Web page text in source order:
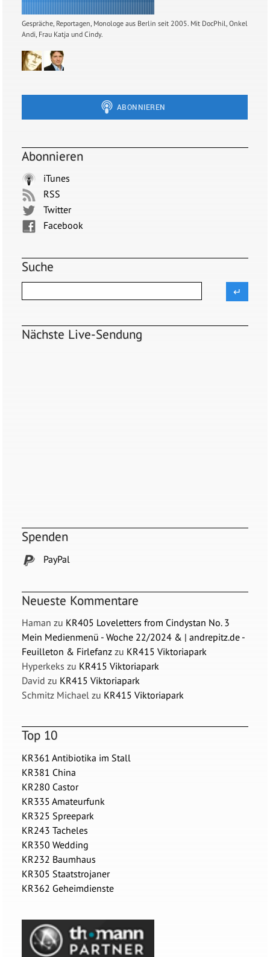
Gespräche, Reportagen, Monologe aus Berlin seit 2005. Mit DocPhil, Onkel
Andi, Frau Katja und Cindy.
Abonnieren
iTunes
RSS
Twitter
Facebook
Suche
Nächste Live-Sendung
Spenden
PayPal
Neueste Kommentare
Haman zu KR405 Loveletters from Cindystan No. 3
Mein Medienmenü - Woche 22/2024 & | andrepitz.de -
Feuilleton & Firlefanz zu KR415 Viktoriapark
Hyperkeks zu KR415 Viktoriapark
David zu KR415 Viktoriapark
Schmitz Michael zu KR415 Viktoriapark
Top 10
KR361 Antibiotika im Stall
KR381 China
KR280 Castor
KR335 Amateurfunk
KR325 Spreepark
KR243 Tacheles
KR350 Wedding
KR232 Baumhaus
KR305 Staatstrojaner
KR362 Geheimdienste